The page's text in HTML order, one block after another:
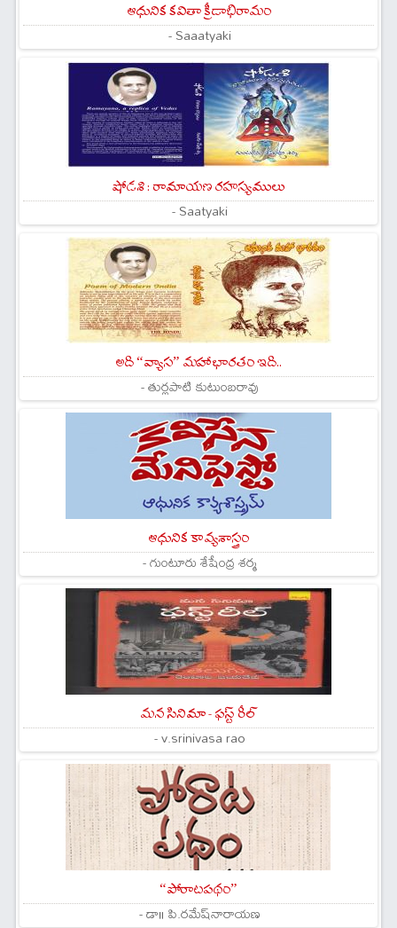
ఆధునిక కవితా క్రీడాభిరామం
- Saaatyaki
షోడశి : రామాయణ రహస్యములు
- Saatyaki
అది “వ్యాస” మహాభారతం ఇది..
- తుర్లపాటి కుటుంబరావు
ఆధునిక కావ్యశాస్త్రం
- గుంటూరు శేషేంద్ర శర్మ
మన సినిమా - ఫస్ట్ రీల్
- v.srinivasa rao
“పోరాటపథం”
- డా॥ పి.రమేష్‌నారాయణ